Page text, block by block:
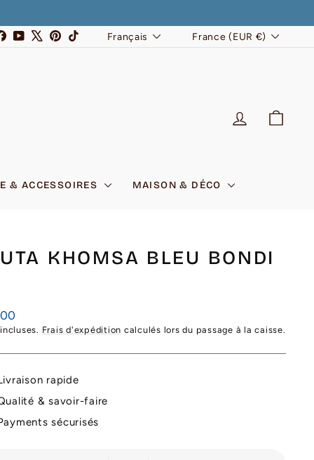
FacebookYouTubePinterest
TikTok LANGUE
Français DEVISE
France (EUR €)
SE
& ACCESSOIRES MAISON & DÉCO
KHOMSA BLEU BONDI
Frais d'expédition calculés lors du passage à la caisse.
rapide
& savoir-faire
sécurisés